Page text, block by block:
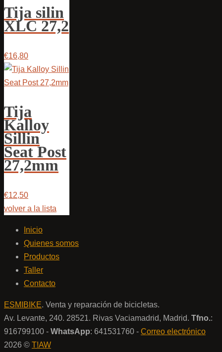
Tija silin
XLC 27,2
€16,80
Tija
Kalloy
Sillin
Seat Post
27,2mm
€12,50
volver a la lista
Inicio
Quienes somos
Productos
Taller
Contacto
ESMIBIKE. Venta y reparación de bicicletas.
Av. Levante, 240. 28521. Rivas Vaciamadrid, Madrid. Tfno.:
916799100 - WhatsApp: 641531760 - Correo electrónico
2026 © T!AW